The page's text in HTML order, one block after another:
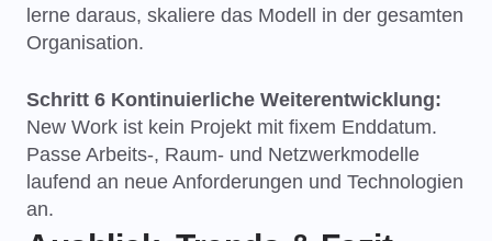
lerne daraus, skaliere das Modell in der gesamten
Organisation.
Schritt 6 Kontinuierliche Weiterentwicklung:
New Work ist kein Projekt mit fixem Enddatum.
Passe Arbeits-, Raum- und Netzwerkmodelle
laufend an neue Anforderungen und Technologien
an.